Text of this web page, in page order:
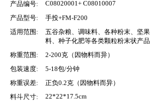
产品编号:
C08020001+ C08010007
产品型号:
手投+FM-F200
适用范围:
五谷杂粮、调味料、各种粉末、坚
料、种子化肥等各类颗粒粉末状产品
称重范围:
2-200克（因物料而异）
包装速度:
5-18包/分钟
称重误差:
正负0.2克（因物料而异）
料斗尺寸:
22*22*17.5cm